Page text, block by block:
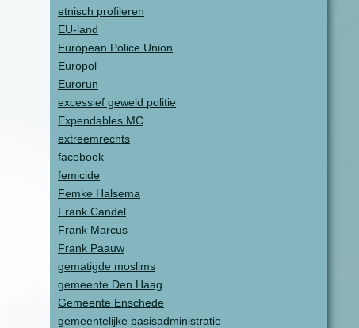
etnisch profileren
EU-land
European Police Union
Europol
Eurorun
excessief geweld politie
Expendables MC
extreemrechts
facebook
femicide
Femke Halsema
Frank Candel
Frank Marcus
Frank Paauw
gematigde moslims
gemeente Den Haag
Gemeente Enschede
gemeentelijke basisadministratie